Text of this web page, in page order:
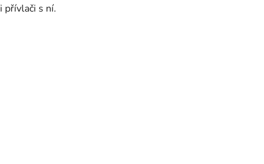
přívlači s ní.